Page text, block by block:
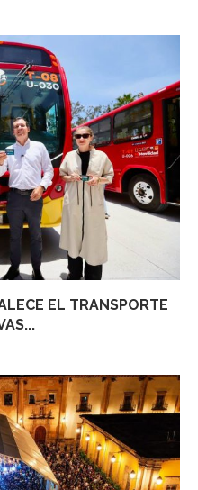
EL TRANSPORTE